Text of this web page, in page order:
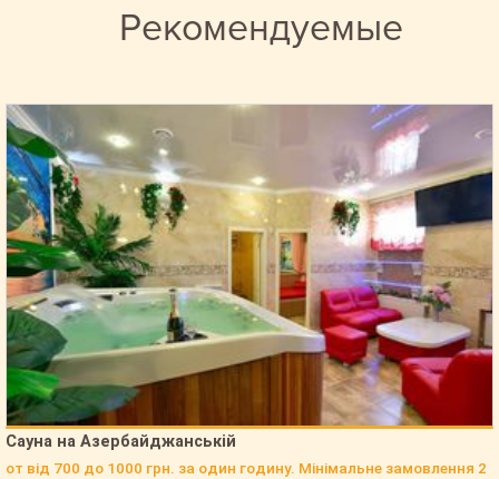
Просмотров Сайта-визитки за 30 дней:
Просмотров телефона на Сайте-визитке за сегодня:
Просмотров телефона на Сайте-визитке за 30 дней:
Просмотров телефона на Сайте-визитке за 365 дней:2
Просмотров телефона в каталоге за сегодня:
0
Просмотров телефона в каталоге за 30 дней:
0
Просмотров телефона в каталоге за 365 дней:
0
Нажатий кнопки "Перезвоните мне" за сегодня:
0
Нажатий кнопки "Перезвоните мне" за 30 дней:
0
Нажатий кнопки "Перезвоните мне" за 365 дней:
Рекомендуемые
Сауна на Азербайджанській
от від 700 до 1000 грн. за один годину. Мінімальне замовлення 2